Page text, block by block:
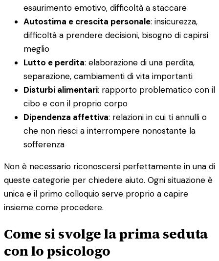
esaurimento emotivo, difficoltà a staccare
Autostima e crescita personale: insicurezza,
difficoltà a prendere decisioni, bisogno di capirsi
meglio
Lutto e perdita: elaborazione di una perdita,
separazione, cambiamenti di vita importanti
Disturbi alimentari: rapporto problematico con il
cibo e con il proprio corpo
Dipendenza affettiva: relazioni in cui ti annulli o
che non riesci a interrompere nonostante la
sofferenza
Non è necessario riconoscersi perfettamente in una di
queste categorie per chiedere aiuto. Ogni situazione è
unica e il primo colloquio serve proprio a capire
insieme come procedere.
Come si svolge la prima seduta
con lo psicologo